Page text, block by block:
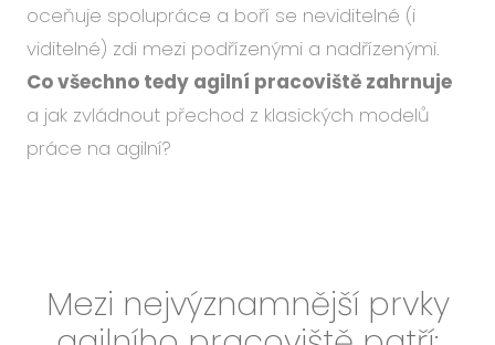
oceňuje spolupráce a boří se neviditelné (i
viditelné) zdi mezi podřízenými a nadřízenými.
Co všechno tedy agilní pracoviště zahrnuje
a jak zvládnout přechod z klasických modelů
práce na agilní?
Mezi nejvýznamnější prvky